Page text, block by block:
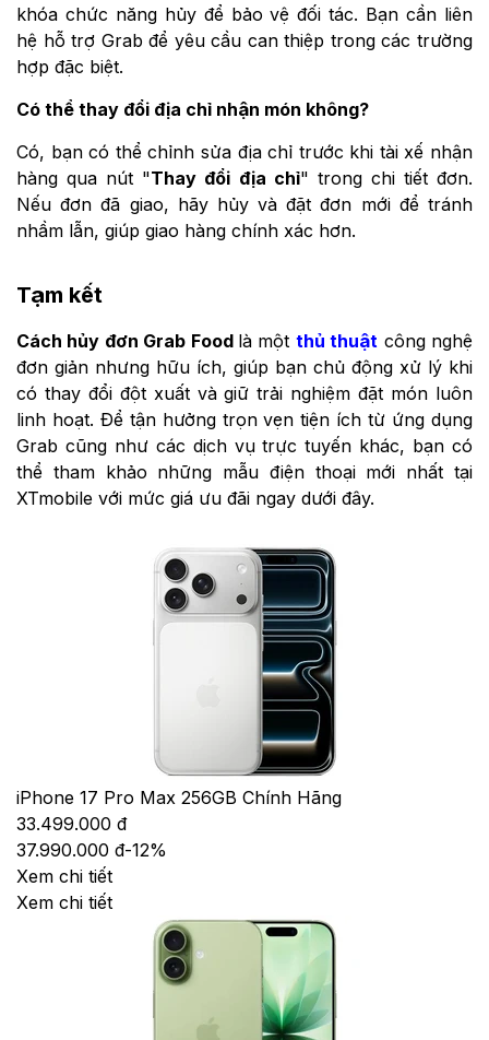
khóa chức năng hủy để bảo vệ đối tác. Bạn cần liên
hệ hỗ trợ Grab để yêu cầu can thiệp trong các trường
hợp đặc biệt.
Có thể thay đổi địa chỉ nhận món không?
Có, bạn có thể chỉnh sửa địa chỉ trước khi tài xế nhận
hàng qua nút "Thay đổi địa chỉ" trong chi tiết đơn.
Nếu đơn đã giao, hãy hủy và đặt đơn mới để tránh
nhầm lẫn, giúp giao hàng chính xác hơn.
Tạm kết
Cách hủy đơn Grab Food là một thủ thuật công nghệ
đơn giản nhưng hữu ích, giúp bạn chủ động xử lý khi
có thay đổi đột xuất và giữ trải nghiệm đặt món luôn
linh hoạt. Để tận hưởng trọn vẹn tiện ích từ ứng dụng
Grab cũng như các dịch vụ trực tuyến khác, bạn có
thể tham khảo những mẫu điện thoại mới nhất tại
XTmobile với mức giá ưu đãi ngay dưới đây.
iPhone 17 Pro Max 256GB Chính Hãng
33.499.000 đ
37.990.000 đ-12%
Xem chi tiết
Xem chi tiết